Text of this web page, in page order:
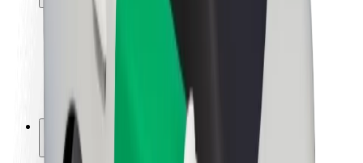
Seguridad para usuarios
Seguridad para conductores
Seguridad para patinetes
Laboratorio de seguridad
Ciudades